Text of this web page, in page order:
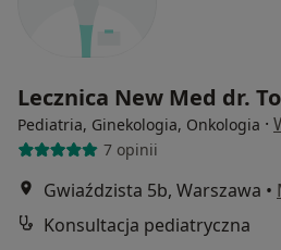
Lecznica New Med dr.
Pediatria, Ginekologia, Onkologia ·
7 opinii
Gwiaździsta 5b, Warszawa •
Konsultacja pediatryczna